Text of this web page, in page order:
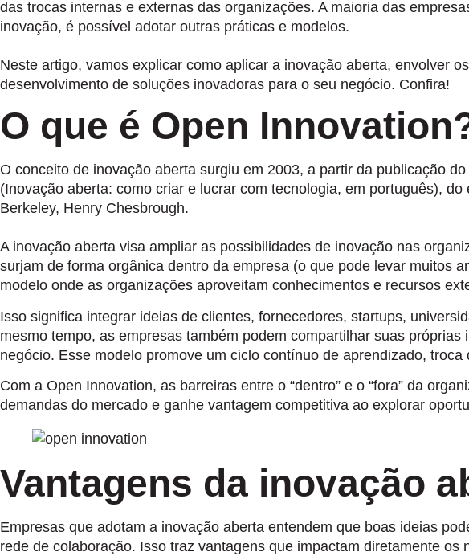
das trocas internas e externas das organizações. A maioria das
inovação, é possível adotar outras práticas e modelos.
Neste artigo, vamos explicar como aplicar a inovação aberta, envolver
desenvolvimento de soluções inovadoras para o seu negócio. Confira!
O que é Open
O conceito de inovação aberta surgiu em 2003, a partir da publicação do
(Inovação aberta: como criar e lucrar com tecnologia, em português),
Berkeley, Henry Chesbrough.
A inovação aberta visa ampliar as possibilidades de inovação nas
surjam de forma orgânica dentro da empresa (o que pode levar muitos
modelo onde as organizações aproveitam conhecimentos e recursos
Isso significa integrar ideias de clientes, fornecedores, startups,
mesmo tempo, as empresas também podem compartilhar suas
negócio. Esse modelo promove um ciclo contínuo de aprendizado,
Com a Open Innovation, as barreiras entre o “dentro” e o “fora” da
demandas do mercado e ganhe vantagem competitiva ao explorar
Vantagens da inovação
Empresas que adotam a inovação aberta entendem que boas ideias
rede de colaboração. Isso traz vantagens que impactam diretamente os